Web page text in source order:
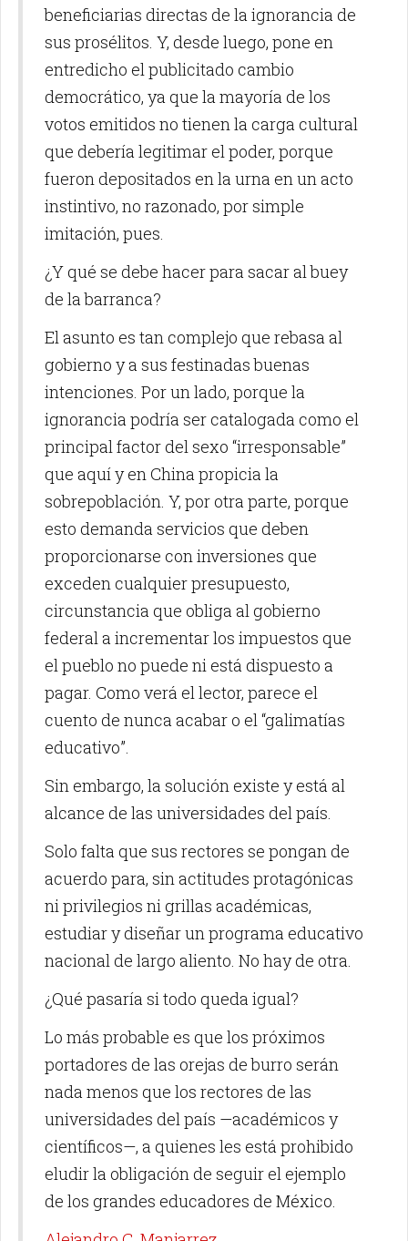
beneficiarias directas de la ignorancia de
sus prosélitos. Y, desde luego, pone en
entredicho el publicitado cambio
democrático, ya que la mayoría de los
votos emitidos no tienen la carga cultural
que debería legitimar el poder, porque
fueron depositados en la urna en un acto
instintivo, no razonado, por simple
imitación, pues.
¿Y qué se debe hacer para sacar al buey
de la barranca?
El asunto es tan complejo que rebasa al
gobierno y a sus festinadas buenas
intenciones. Por un lado, porque la
ignorancia podría ser catalogada como el
principal factor del sexo “irresponsable”
que aquí y en China propicia la
sobrepoblación. Y, por otra parte, porque
esto demanda servicios que deben
proporcionarse con inversiones que
exceden cualquier presupuesto,
circunstancia que obliga al gobierno
federal a incrementar los impuestos que
el pueblo no puede ni está dispuesto a
pagar. Como verá el lector, parece el
cuento de nunca acabar o el “galimatías
educativo”.
Sin embargo, la solución existe y está al
alcance de las universidades del país.
Solo falta que sus rectores se pongan de
acuerdo para, sin actitudes protagónicas
ni privilegios ni grillas académicas,
estudiar y diseñar un programa educativo
nacional de largo aliento. No hay de otra.
¿Qué pasaría si todo queda igual?
Lo más probable es que los próximos
portadores de las orejas de burro serán
nada menos que los rectores de las
universidades del país —académicos y
científicos—, a quienes les está prohibido
eludir la obligación de seguir el ejemplo
de los grandes educadores de México.